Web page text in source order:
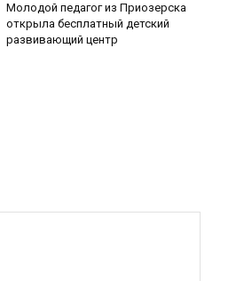
Молодой педагог из Приозерска
открыла бесплатный детский
развивающий центр